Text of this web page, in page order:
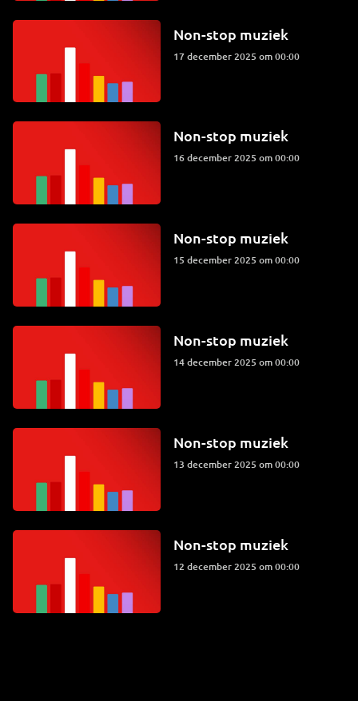
Non-stop muziek
17 december 2025 om 00:00
Non-stop muziek
16 december 2025 om 00:00
Non-stop muziek
15 december 2025 om 00:00
Non-stop muziek
14 december 2025 om 00:00
Non-stop muziek
13 december 2025 om 00:00
Non-stop muziek
12 december 2025 om 00:00